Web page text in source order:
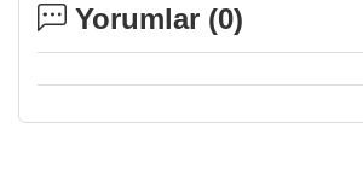
Yorumlar (0)